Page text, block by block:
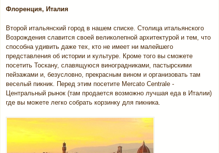
Флоренция, Италия
Второй итальянский город в нашем списке. Столица итальянского
Возрождения славится своей великолепной архитектурой и тем, что
способна удивить даже тех, кто не имеет ни малейшего
представления об истории и культуре. Кроме того вы сможете
посетить Тоскану, славящуюся виноградниками, пастырскими
пейзажами и, безусловно, прекрасным вином и организовать там
веселый пикник. Перед этим посетите Mercato Centrale -
Центральный рынок (там продается возможно лучшая еда в Италии)
где вы можете легко собрать корзинку для пикника.